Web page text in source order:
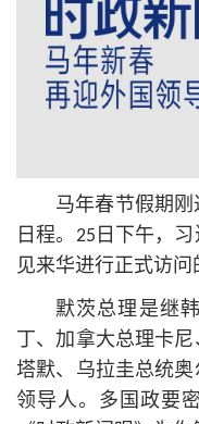
马年春节假期
日程。25日下午，习
见来华进行正式访问
默茨总理是继
丁、加拿大总理卡
塔默、乌拉圭总统
领导人。多国政要